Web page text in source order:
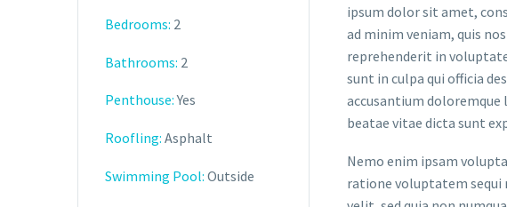
Bedrooms: 2
Bathrooms: 2
Penthouse:Yes
Roofling: Asphalt
Swimming Pool: Outside
ipsum dolor sit amet,
ad minim veniam, quis
reprehenderit in
sunt in culpa qui officia
accusantium
beatae vitae dicta sunt
Nemo enim ipsam
ratione voluptatem sequi